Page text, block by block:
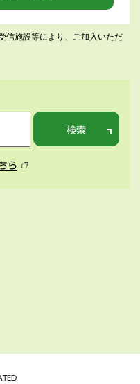
信施設等により、ご加入いただ
検索
ら